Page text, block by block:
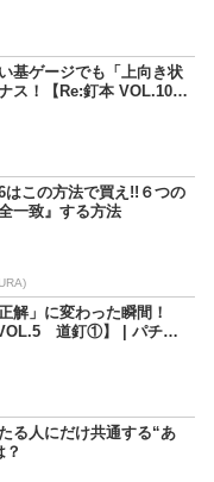
基ゲージでも「上向き状
ス！【Re:釘本 VOL.10
はこの方法で買え!!６つの
一致』する方法
解」に変わった瞬間！
VOL.5 道釘①】 | パチマ
る人にだけ共通する“あ
？